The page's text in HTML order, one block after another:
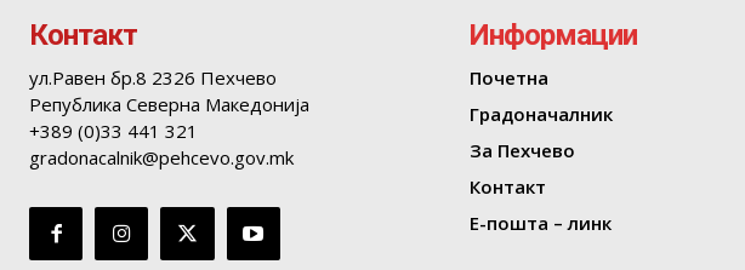
Контакт
ул.Равен бр.8 2326 Пехчево
Република Северна Македонија
+389 (0)33 441 321
gradonacalnik@pehcevo.gov.mk
Информации
Почетна
Градоначалник
За Пехчево
Контакт
Е-пошта – линк